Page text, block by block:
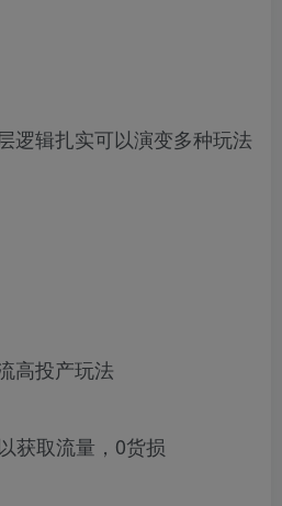
逻辑扎实可以演变多种玩法
高投产玩法
获取流量，0货损